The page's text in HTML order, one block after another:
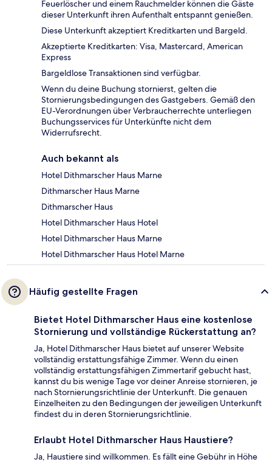
Feuerlöscher und einem Rauchmelder können die Gäste
dieser Unterkunft ihren Aufenthalt entspannt genießen.
Diese Unterkunft akzeptiert Kreditkarten und Bargeld.
Akzeptierte Kreditkarten: Visa, Mastercard, American
Express
Bargeldlose Transaktionen sind verfügbar.
Wenn du deine Buchung stornierst, gelten die
Stornierungsbedingungen des Gastgebers. Gemäß den
EU-Verordnungen über Verbraucherrechte unterliegen
Buchungsservices für Unterkünfte nicht dem
Widerrufsrecht.
Auch bekannt als
Hotel Dithmarscher Haus Marne
Dithmarscher Haus Marne
Dithmarscher Haus
Hotel Dithmarscher Haus Hotel
Hotel Dithmarscher Haus Marne
Hotel Dithmarscher Haus Hotel Marne
Häufig gestellte Fragen
Bietet Hotel Dithmarscher Haus eine kostenlose
Stornierung und vollständige Rückerstattung an?
Ja, Hotel Dithmarscher Haus bietet auf unserer Website
vollständig erstattungsfähige Zimmer. Wenn du einen
vollständig erstattungsfähigen Zimmertarif gebucht hast,
kannst du bis wenige Tage vor deiner Anreise stornieren, je
nach Stornierungsrichtlinie der Unterkunft. Die genauen
Einzelheiten zu den Bedingungen der jeweiligen Unterkunft
findest du in deren Stornierungsrichtlinie.
Erlaubt Hotel Dithmarscher Haus Haustiere?
Ja, Haustiere sind willkommen. Es fällt eine Gebühr in Höhe